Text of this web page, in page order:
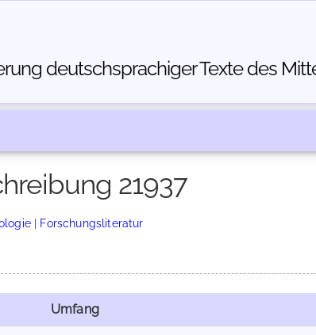
deutschsprachiger Texte des
21937
| Forschungsliteratur
Umfang